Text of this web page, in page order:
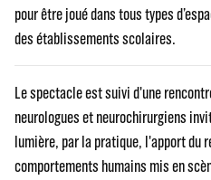
pour être joué dans tous types
des établissements scolaires.
Le spectacle est suivi d'une
neurologues et neurochirurgiens
lumière, par la pratique, l'apport du
comportements humains mis en